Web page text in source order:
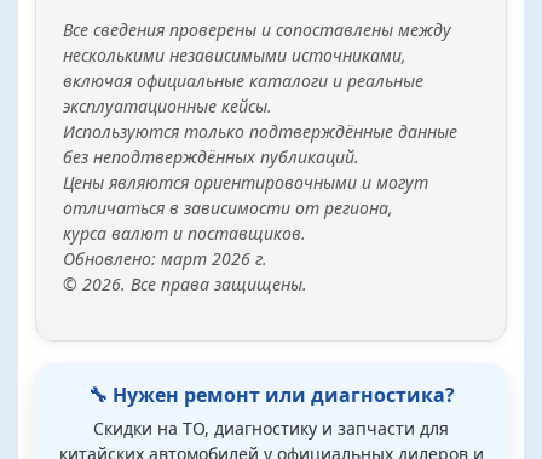
Все сведения проверены и сопоставлены между
несколькими независимыми источниками,
включая официальные каталоги и реальные
эксплуатационные кейсы.
Используются только подтверждённые данные
без неподтверждённых публикаций.
Цены являются ориентировочными и могут
отличаться в зависимости от региона,
курса валют и поставщиков.
Обновлено: март 2026 г.
© 2026. Все права защищены.
🔧 Нужен ремонт или диагностика?
Скидки на ТО, диагностику и запчасти для
китайских автомобилей у официальных дилеров и